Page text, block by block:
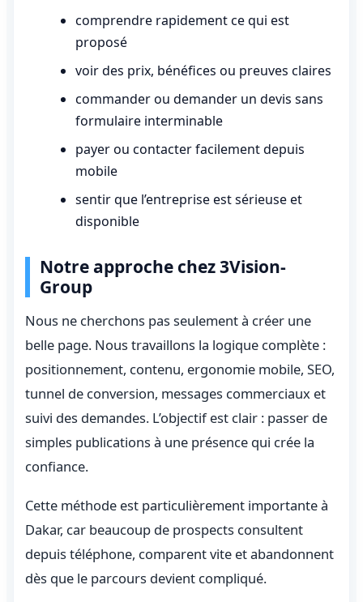
comprendre rapidement ce qui est
proposé
voir des prix, bénéfices ou preuves claires
commander ou demander un devis sans
formulaire interminable
payer ou contacter facilement depuis
mobile
sentir que l’entreprise est sérieuse et
disponible
Notre approche chez 3Vision-
Group
Nous ne cherchons pas seulement à créer une
belle page. Nous travaillons la logique complète :
positionnement, contenu, ergonomie mobile, SEO,
tunnel de conversion, messages commerciaux et
suivi des demandes. L’objectif est clair : passer de
simples publications à une présence qui crée la
confiance.
Cette méthode est particulièrement importante à
Dakar, car beaucoup de prospects consultent
depuis téléphone, comparent vite et abandonnent
dès que le parcours devient compliqué.